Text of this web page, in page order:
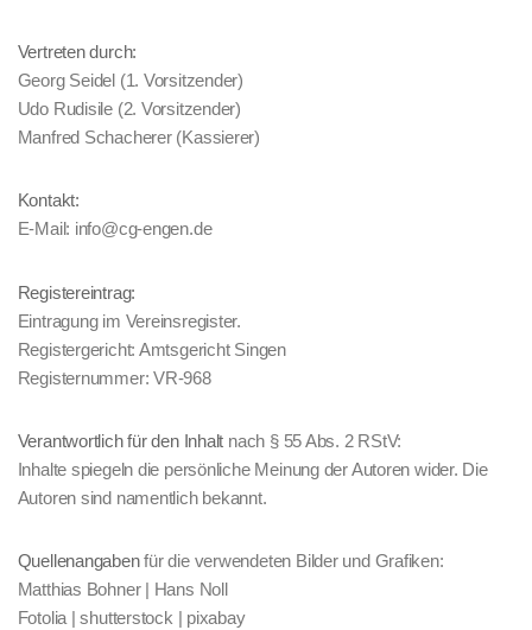
Vertreten durch:
Georg Seidel (1. Vorsitzender)
Udo Rudisile (2. Vorsitzender)
Manfred Schacherer (Kassierer)
Kontakt:
E-Mail: info@cg-engen.de
Registereintrag:
Eintragung im Vereinsregister.
Registergericht: Amtsgericht Singen
Registernummer: VR-968
Verantwortlich für den Inhalt nach § 55 Abs. 2 RStV:
Inhalte spiegeln die persönliche Meinung der Autoren wider. Die
Autoren sind namentlich bekannt.
Quellenangabenfür die verwendeten Bilder und Grafiken:
Matthias Bohner | Hans Noll
Fotolia | shutterstock | pixabay